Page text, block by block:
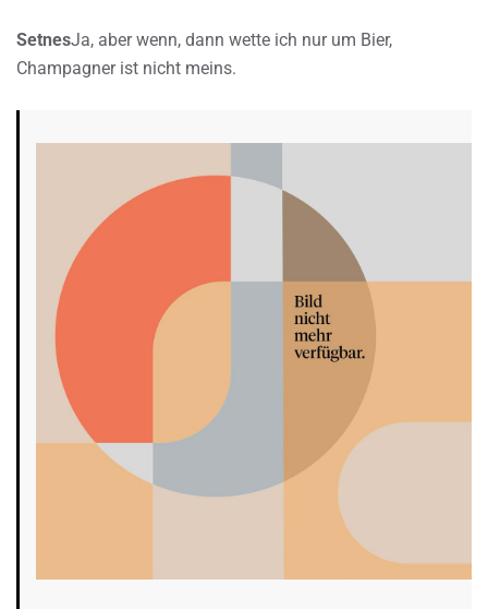
SetnesJa, aber wenn, dann wette ich nur um Bier,
Champagner ist nicht meins.